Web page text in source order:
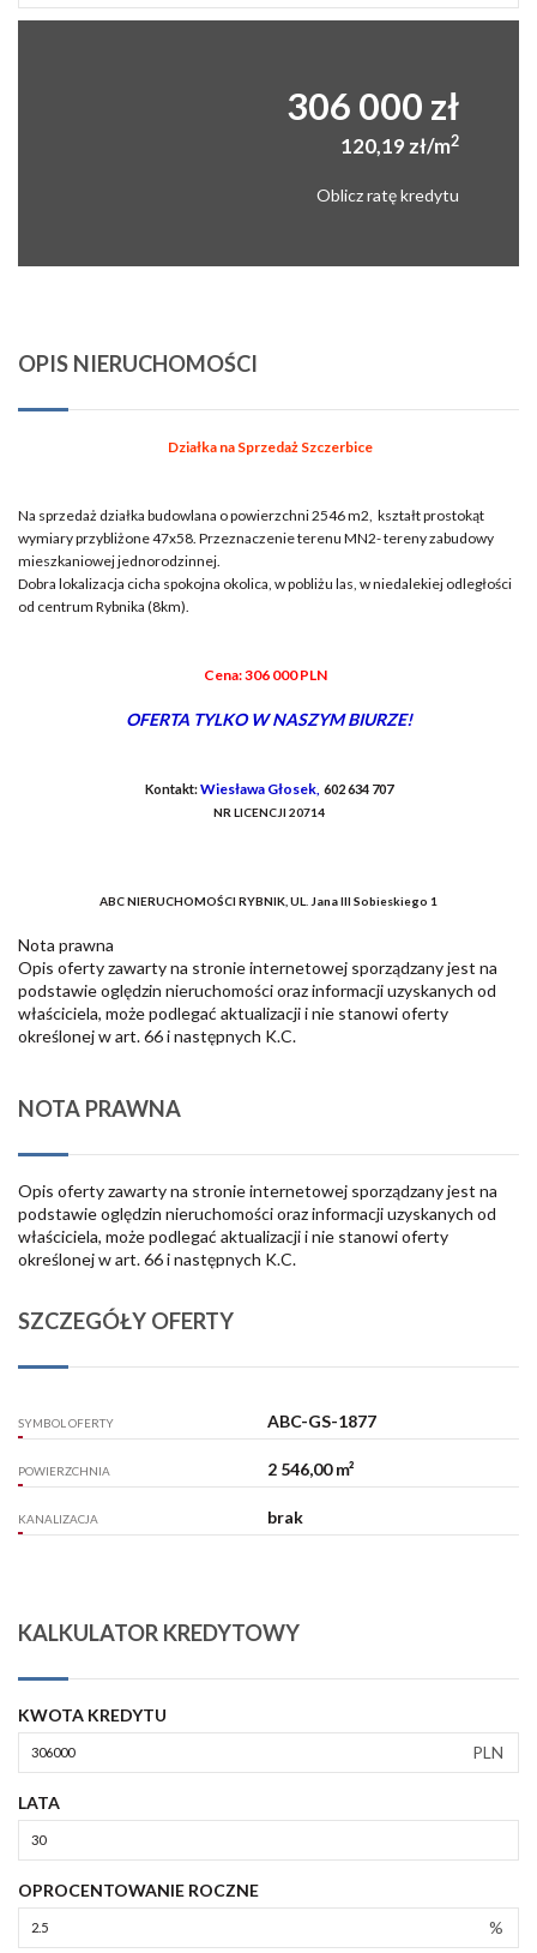
306 000 zł
120,19 zł/m2
Oblicz ratę kredytu
OPIS NIERUCHOMOŚCI
Działka na Sprzedaż Szczerbice
Na sprzedaż działka budowlana o powierzchni 2546 m2, kształt prostokąt
wymiary przybliżone 47x58. Przeznaczenie terenu MN2- tereny zabudowy
mieszkaniowej jednorodzinnej.
Dobra lokalizacja cicha spokojna okolica, w pobliżu las, w niedalekiej odległości
od centrum Rybnika (8km).
Cena: 306 000 PLN
OFERTA TYLKO W NASZYM BIURZE!
Kontakt:Wiesława Głosek, 602 634 707
NR LICENCJI 20714
ABC NIERUCHOMOŚCI RYBNIK, UL. Jana III Sobieskiego 1
Nota prawna
Opis oferty zawarty na stronie internetowej sporządzany jest na
podstawie oględzin nieruchomości oraz informacji uzyskanych od
właściciela, może podlegać aktualizacji i nie stanowi oferty
określonej w art. 66 i następnych K.C.
NOTA PRAWNA
Opis oferty zawarty na stronie internetowej sporządzany jest na
podstawie oględzin nieruchomości oraz informacji uzyskanych od
właściciela, może podlegać aktualizacji i nie stanowi oferty
określonej w art. 66 i następnych K.C.
SZCZEGÓŁY OFERTY
SYMBOL OFERTY ABC-GS-1877
POWIERZCHNIA 2 546,00 m²
KANALIZACJA brak
KALKULATOR KREDYTOWY
KWOTA KREDYTU
PLN
LATA
OPROCENTOWANIE ROCZNE
%